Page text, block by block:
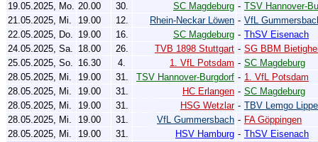
19.05.2025, Mo. 20.00 30. SC Magdeburg - TSV Hannover-
21.05.2025, Mi.
19.00 12. Rhein-Neckar Löwen - VfL
22.05.2025, Do. 19.00 16. SC Magdeburg - ThSV Eisenach
24.05.2025, Sa. 18.00 26. TVB 1898 Stuttgart - SG BBM
25.05.2025, So. 16.30 4. 1. VfL Potsdam - SC Magdeburg
28.05.2025, Mi.
19.00 31. TSV Hannover-Burgdorf - 1. VfL Potsdam
28.05.2025, Mi.
19.00 31. HC Erlangen - SC Magdeburg
28.05.2025, Mi.
19.00 31. HSG Wetzlar - TBV Lemgo Lippe
28.05.2025, Mi.
19.00 31. VfL Gummersbach - FA Göppingen
28.05.2025, Mi.
19.00 31. HSV Hamburg - ThSV Eisenach